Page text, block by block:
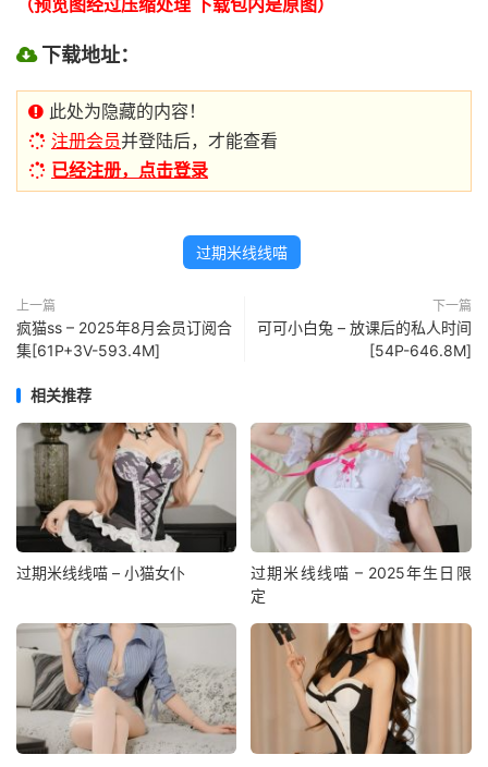
（预览图经过压缩处理 下载包内是原图）
下载地址：
此处为隐藏的内容！
注册会员并登陆后，才能查看
已经注册，点击登录
过期米线线喵
上一篇
疯猫ss – 2025年8月会员订阅合
集[61P+3V-593.4M]
下一篇
可可小白兔 – 放课后的私人时间
[54P-646.8M]
相关推荐
过期米线线喵 – 小猫女仆
过期米线线喵 – 2025年生日限
定